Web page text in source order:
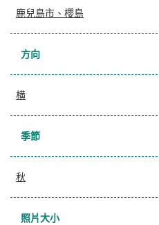
鹿兒島市、櫻島
方向
横
季節
秋
照片大小